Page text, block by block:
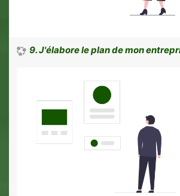
9. J'élabore le plan de mon